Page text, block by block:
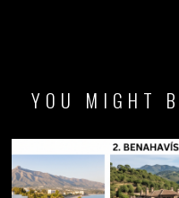
YOU MIGHT